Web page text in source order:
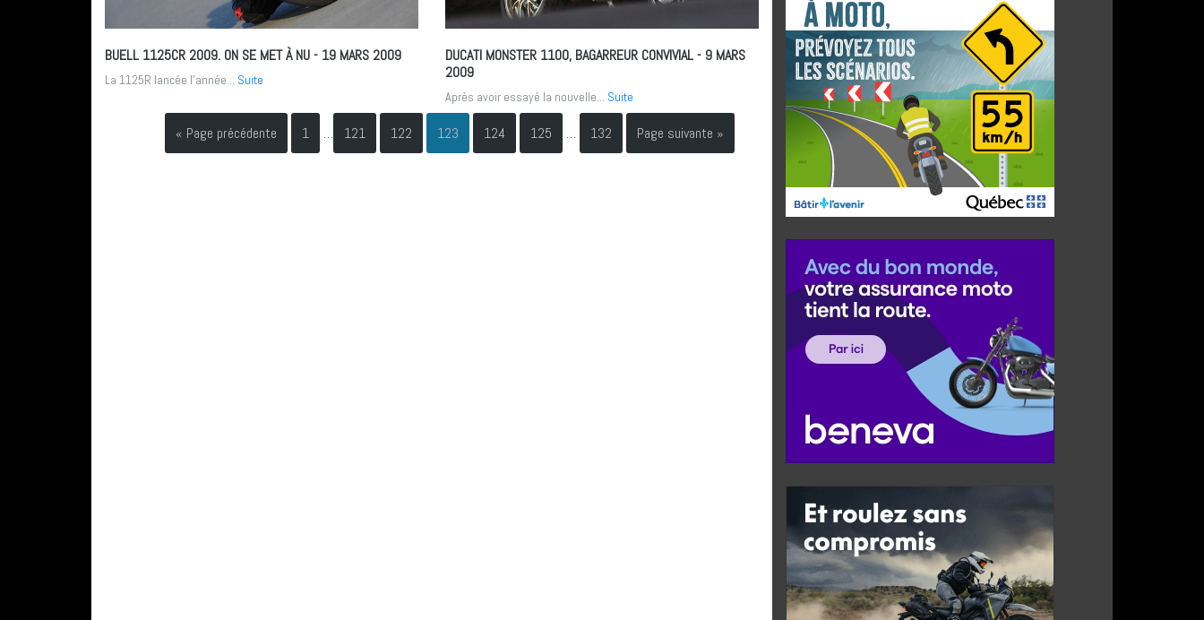
BUELL 1125CR 2009. ON SE MET À NU- 19 MARS 2009
La 1125R lancée l’année... Suite
DUCATI MONSTER 1100, BAGARREUR CONVIVIAL- 9 MARS
2009
Après avoir essayé la nouvelle... Suite
« Page précédente 1 … 121 122 123 124 125 … 132 Page suivante »